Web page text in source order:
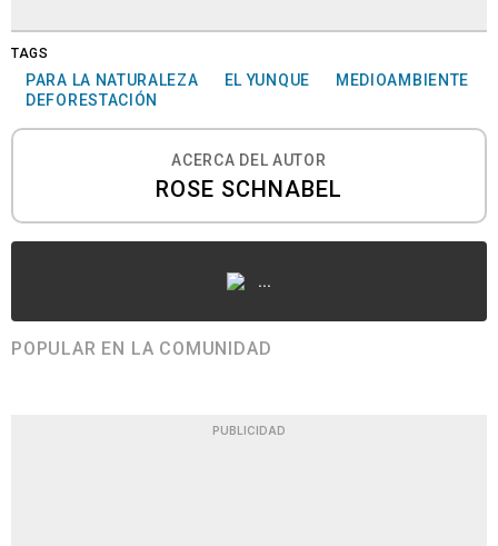
TAGS
PARA LA NATURALEZA EL YUNQUE
MEDIOAMBIENTE
DEFORESTACIÓN
ACERCA DEL AUTOR
ROSE SCHNABEL
...
POPULAR EN LA COMUNIDAD
PUBLICIDAD